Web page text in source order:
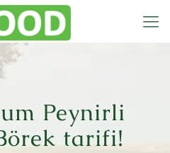
Peynirli
tarifi!